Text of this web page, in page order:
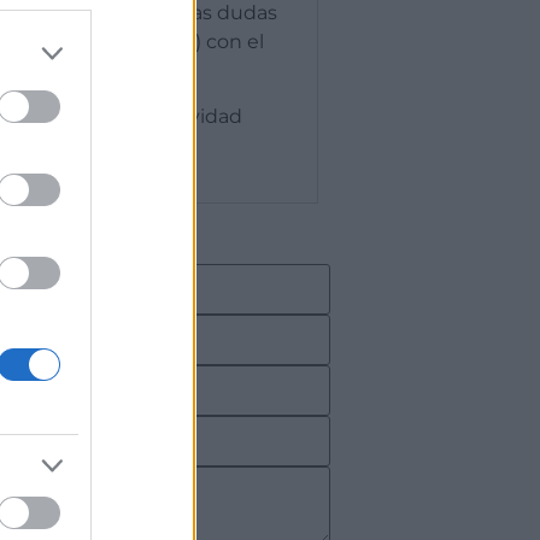
empresas sobre las dudas
necesidad técnica) con el
de Competitividad